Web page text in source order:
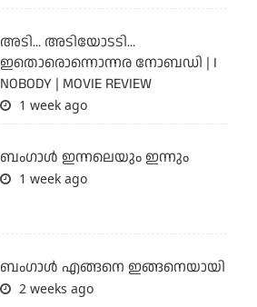
അടി... അടിയോടടി...
ഇതൊരൊന്നൊന്നര നോബഡി | I
NOBODY | MOVIE REVIEW
1 week ago
ബംഗാള്‍ ഇന്നലെയും ഇന്നും
1 week ago
ബം​ഗാൾ എങ്ങനെ ഇങ്ങനെയായി
2 weeks ago